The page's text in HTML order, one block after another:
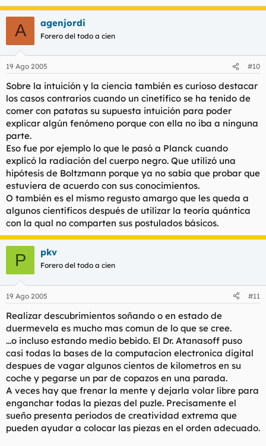
A agenjordi
Forero del todo a cien
19 Ago 2005 #10
Sobre la intuición y la ciencia también es curioso destacar
los casos contrarios cuando un cinetífico se ha tenido de
comer con patatas su supuesta intuición para poder
explicar algún fenómeno porque con ella no iba a ninguna
parte.
Eso fue por ejemplo lo que le pasó a Planck cuando
explicó la radiación del cuerpo negro. Que utilizó una
hipótesis de Boltzmann porque ya no sabía que probar que
estuviera de acuerdo con sus conocimientos.
O también es el mismo regusto amargo que les queda a
algunos científicos después de utilizar la teoría quántica
con la qual no comparten sus postulados básicos.
P pkv
Forero del todo a cien
19 Ago 2005 #11
Realizar descubrimientos soñando o en estado de
duermevela es mucho mas comun de lo que se cree.
...o incluso estando medio bebido. El Dr. Atanasoff puso
casi todas la bases de la computacion electronica digital
despues de vagar algunos cientos de kilometros en su
coche y pegarse un par de copazos en una parada.
A veces hay que frenar la mente y dejarla volar libre para
enganchar todas la piezas del puzle. Precisamente el
sueño presenta periodos de creatividad extrema que
pueden ayudar a colocar las piezas en el orden adecuado.